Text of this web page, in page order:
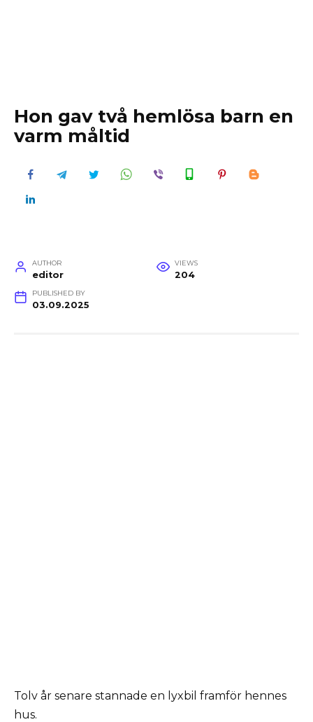
Hon gav två hemlösa barn en
varm måltid
AUTHOR
editor
VIEWS
204
PUBLISHED BY
03.09.2025
Tolv år senare stannade en lyxbil framför hennes
hus.